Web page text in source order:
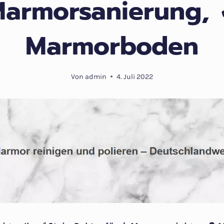
Marmorboden
Von admin 4. Juli 2022